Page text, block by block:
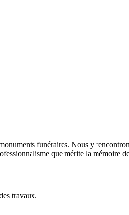
funéraires. Nous y
que mérite la mémoire
travaux.